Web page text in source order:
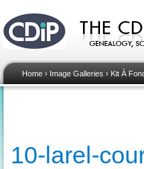
Home › Image Galleries › Kit À
10-larel-